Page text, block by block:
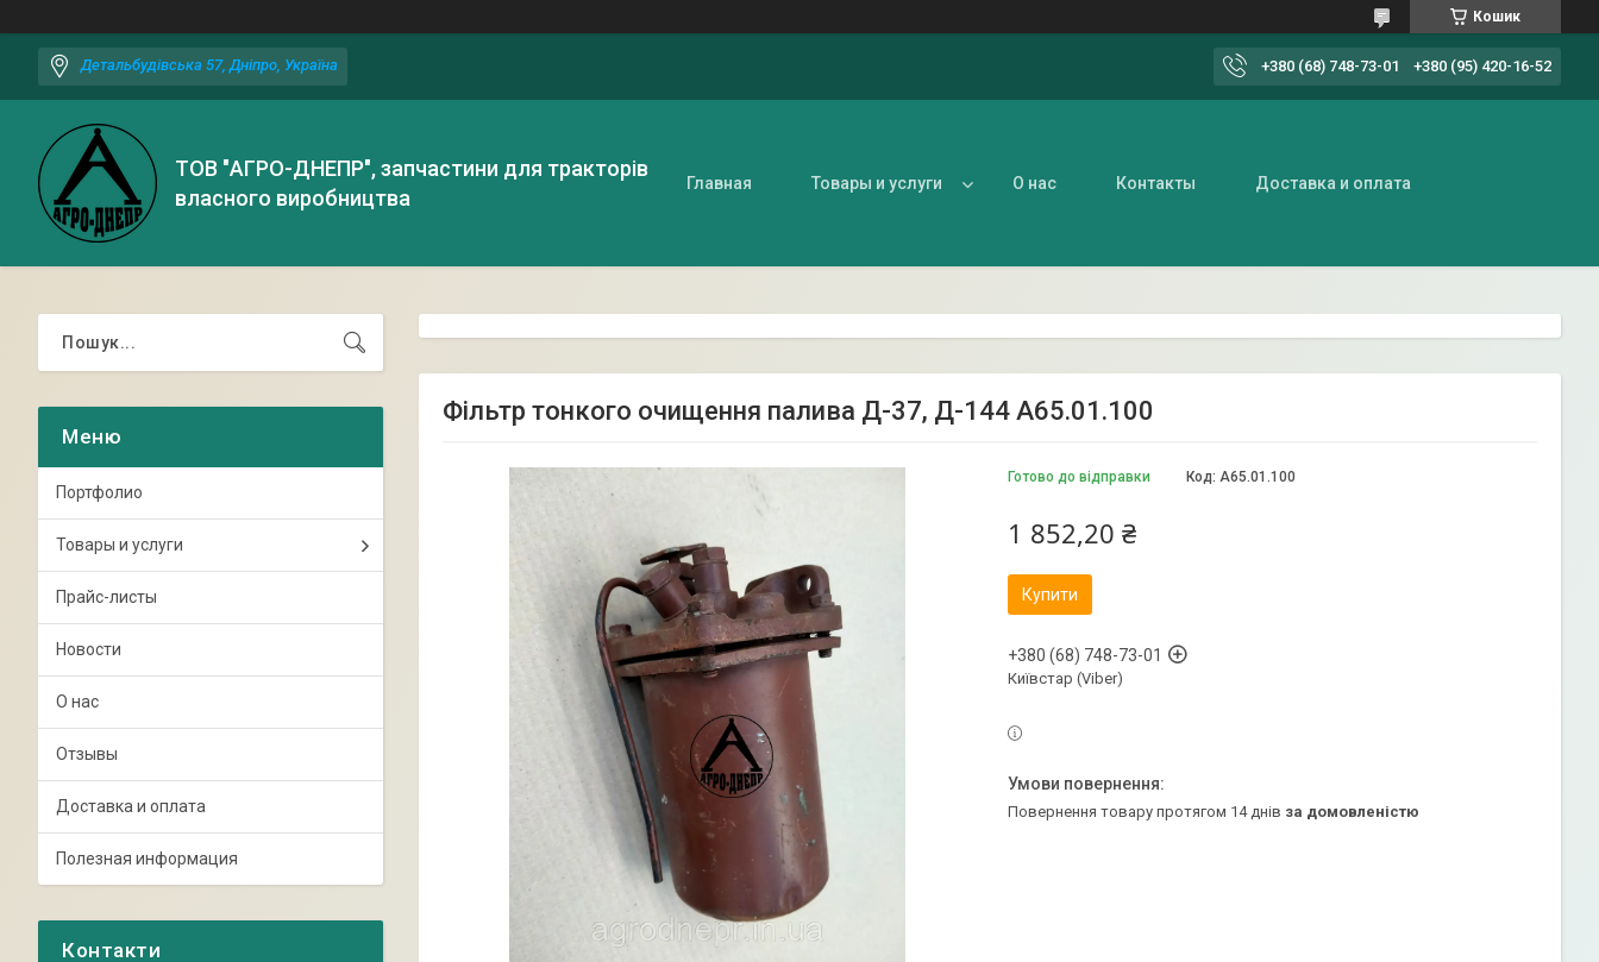
Кошик
Детальбудівська 57, Дніпро, Україна +380 (68) 748-73-01 +380 (95) 420-16-52
ТОВ "АГРО-ДНЕПР", запчастини для тракторів
власного виробництва
Главная Товары и услуги О нас Контакты Доставка и оплата
Фільтр тонкого очищення палива Д-37, Д-144 А65.01.100
Готово до відправки Код: А65.01.100
1 852,20 ₴
Купити
+380 (68) 748-73-01
Київстар (Viber)
повернення товару протягом 14 днів за домовленістю
Портфолио
Товары и услуги
Прайс-листы
Новости
О нас
Отзывы
Доставка и оплата
Полезная информация